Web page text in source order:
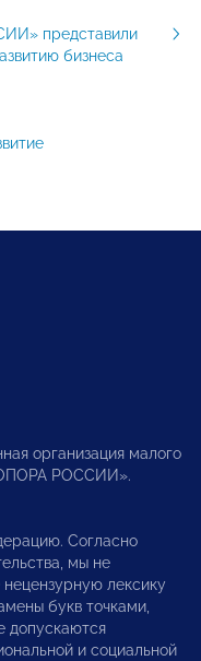
представили
бизнеса
организация малого
РОССИИ».
Согласно
мы не
лексику
букв точками,
допускаются
и социальной